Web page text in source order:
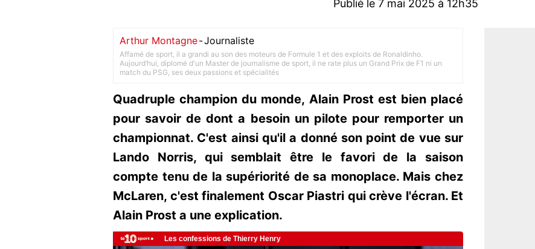
Publié le 7 mai 2025 à 12h35
Arthur Montagne-Journaliste
Affamé de sport, il a grandi au son des moteurs de Formule 1 et des exploits de Ronaldinho.
Aujourd’hui, diplomé d'un Master de journalisme de sport, il ne rate plus un Grand Prix de F1 ni un
match du PSG, ses deux passions et spécialités
Quadruple champion du monde, Alain Prost est bien placé
pour savoir de dont a besoin un pilote pour remporter un
championnat. C'est ainsi qu'il a donné son point de vue sur
Lando Norris, qui semblait être le favori de la saison
compte tenu de la supériorité de sa monoplace. Mais chez
McLaren, c'est finalement Oscar Piastri qui crève l'écran. Et
Alain Prost a une explication.